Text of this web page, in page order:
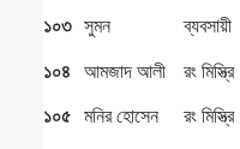
১০৩ সুমন ব্যবসায়ী
১০৪
আমজাদ আলী রং মিস্ত্রি
১০৫ মনির হোসেন রং মিস্ত্রি